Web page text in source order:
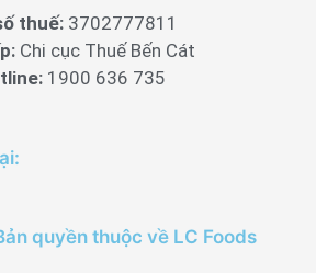
thuế: 3702777811
Chi cục Thuế Bến Cát
1900 636 735
quyền thuộc về LC Foods